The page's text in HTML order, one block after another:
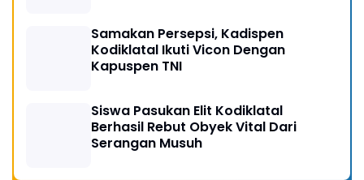
Samakan Persepsi, Kadispen
Kodiklatal Ikuti Vicon Dengan
Kapuspen TNI
Siswa Pasukan Elit Kodiklatal
Berhasil Rebut Obyek Vital Dari
Serangan Musuh